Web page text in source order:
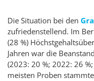
Die Situation bei den
zufriedenstellend. Im
(28 %)
Jahren war die
(2023: 20 %; 2022: 26
meisten Proben